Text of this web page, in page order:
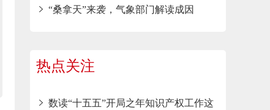
“桑拿天”来袭，气象部门解读成因
热点关注
数读“十五五”开局之年知识产权工作这